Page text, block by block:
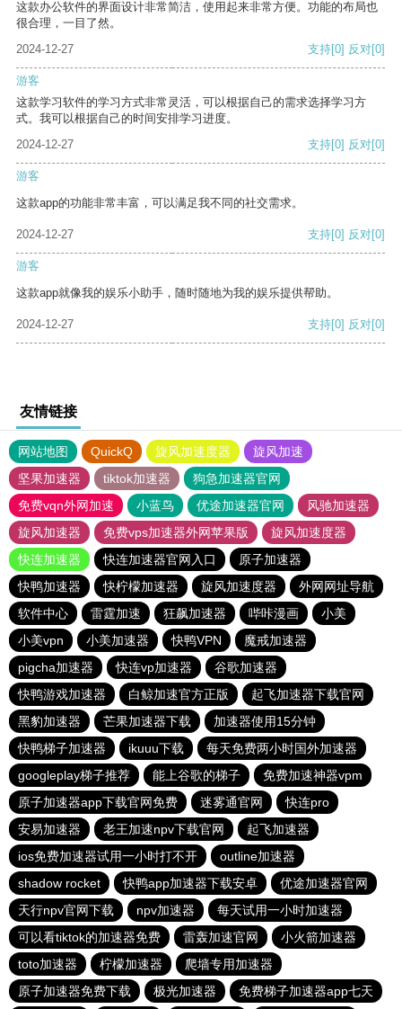
这款办公软件的界面设计非常简洁，使用起来非常方便。功能的布局也
很合理，一目了然。
2024-12-27
支持[0] 反对[0]
游客
这款学习软件的学习方式非常灵活，可以根据自己的需求选择学习方
式。我可以根据自己的时间安排学习进度。
2024-12-27
支持[0] 反对[0]
游客
这款app的功能非常丰富，可以满足我不同的社交需求。
2024-12-27 支持[0] 反对[0]
游客
这款app就像我的娱乐小助手，随时随地为我的娱乐提供帮助。
2024-12-27 支持[0] 反对[0]
友情链接
网站地图 QuickQ 旋风加速度器
旋风加速
坚果加速器
tiktok加速器
狗急加速器官网
免费vqn外网加速
小蓝鸟 优途加速器官网
风驰加速器
旋风加速器
免费vps加速器外网苹果版
旋风加速度器
快连加速器
快连加速器官网入口
原子加速器
快鸭加速器
快柠檬加速器 旋风加速度器
外网网址导航
软件中心
雷霆加速 狂飙加速器 哔咔漫画
小美
小美vpn
小美加速器 快鸭VPN
魔戒加速器
pigcha加速器
快连vp加速器
谷歌加速器
快鸭游戏加速器
白鲸加速官方正版
起飞加速器下载官网
黑豹加速器
芒果加速器下载
加速器使用15分钟
快鸭梯子加速器
ikuuu下载
每天免费两小时国外加速器
googleplay梯子推荐
能上谷歌的梯子
免费加速神器vpm
原子加速器app下载官网免费
迷雾通官网
快连pro
安易加速器
老王加速npv下载官网
起飞加速器
ios免费加速器试用一小时打不开
outline加速器
shadow rocket
快鸭app加速器下载安卓
优途加速器官网
天行npv官网下载
npv加速器
每天试用一小时加速器
可以看tiktok的加速器免费
雷轰加速官网
小火箭加速器
toto加速器
柠檬加速器
爬墙专用加速器
原子加速器免费下载
极光加速器 免费梯子加速器app七天